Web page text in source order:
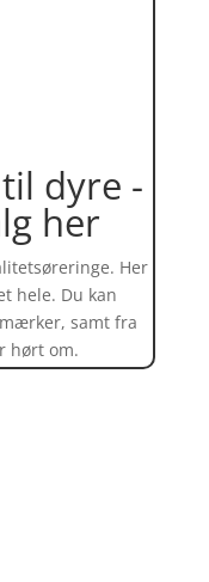
dyre -
her
Her
hele. Du kan
samt fra
hørt om.